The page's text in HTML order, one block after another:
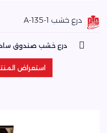
درع خشب A-135-1
درع خشب صندوق
استعراض
استعراض